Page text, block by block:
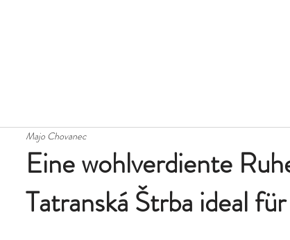
Eine wohlverdiente
Tatranská Štrba ideal
Majo Chovanec